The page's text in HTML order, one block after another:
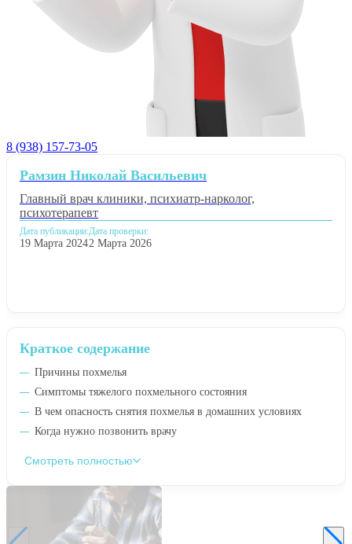
8 (938) 157-73-05
Краткое содержание
Причины похмелья
Симптомы тяжелого похмельного состояния
В чем опасность снятия похмелья в домашних условиях
Когда нужно позвонить врачу
Смотреть полностью
Рамзин Николай Васильевич
Главный врач клиники, психиатр-нарколог,
психотерапевт
Дата публикации:
19 Марта 2024
Дата проверки:
2 Марта 2026